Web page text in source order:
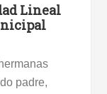
Lineal
padre,